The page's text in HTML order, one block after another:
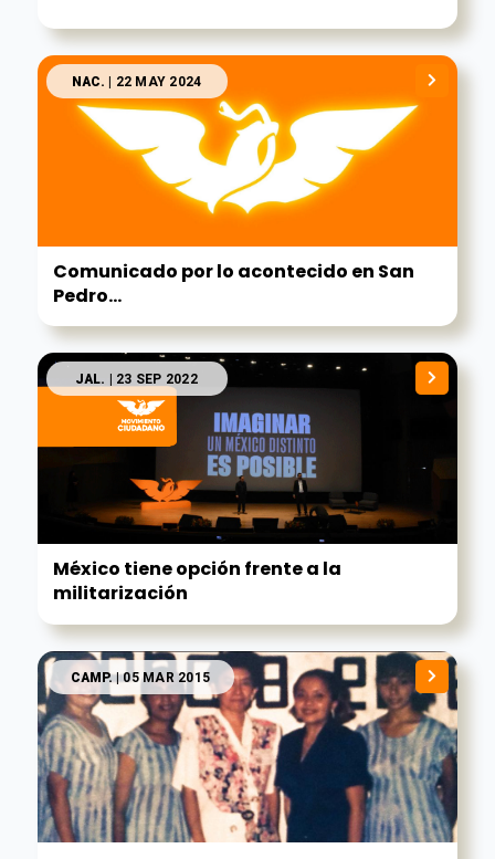
NAC. | 22 MAY 2024
Comunicado por lo acontecido en San
Pedro...
JAL. | 23 SEP 2022
México tiene opción frente a la
militarización
CAMP.| 05 MAR 2015